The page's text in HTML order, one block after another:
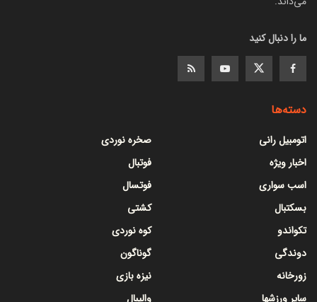
ما را دنبال کنید
دسته‌ها
اتومبیل رانی
اخبار ویژه
اسب سواری
بسکتبال
تکواندو
دوندگی
زورخانه
سایر ورزشها
صخره نوردی
فوتبال
فوتسال
کشتی
کوه نوردی
گوناگون
نیزه بازی
والیبال